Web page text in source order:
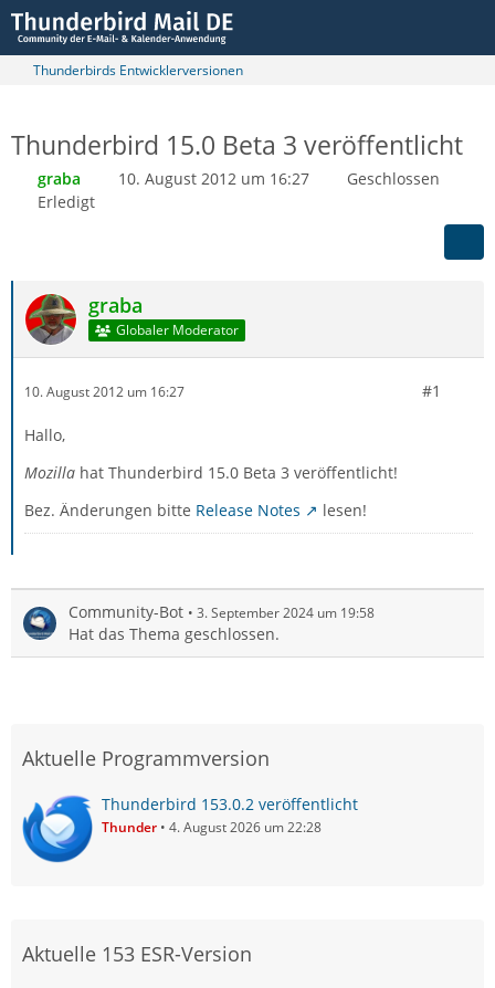
Thunderbirds Entwicklerversionen
Thunderbird 15.0 Beta 3 veröffentlicht
graba 10. August 2012 um 16:27
Geschlossen
Erledigt
graba
Globaler Moderator
10. August 2012 um 16:27 #1
Hallo,
Mozilla hat Thunderbird 15.0 Beta 3 veröffentlicht!
Bez. Änderungen bitte Release Notes lesen!
Community-Bot 3. September 2024 um 19:58
Hat das Thema geschlossen.
Aktuelle Programmversion
Thunderbird 153.0.2 veröffentlicht
Thunder 4. August 2026 um 22:28
Aktuelle 153 ESR-Version